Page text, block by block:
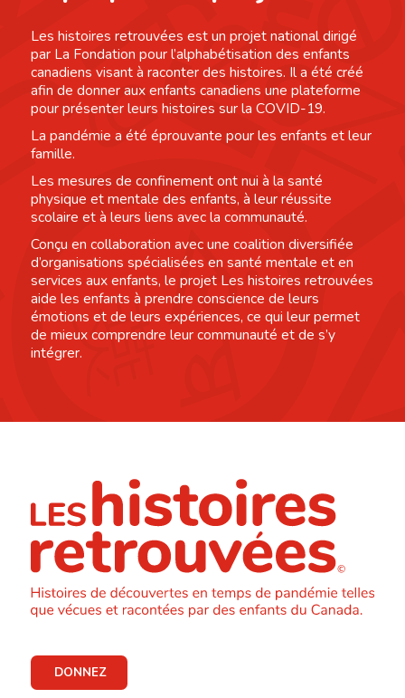
Les histoires retrouvées est un projet national dirigé
par La Fondation pour l’alphabétisation des enfants
canadiens visant à raconter des histoires. Il a été créé
afin de donner aux enfants canadiens une plateforme
pour présenter leurs histoires sur la COVID-19.
La pandémie a été éprouvante pour les enfants et leur
famille.
Les mesures de confinement ont nui à la santé
physique et mentale des enfants, à leur réussite
scolaire et à leurs liens avec la communauté.
Conçu en collaboration avec une coalition diversifiée
d’organisations spécialisées en santé mentale et en
services aux enfants, le projet Les histoires retrouvées
aide les enfants à prendre conscience de leurs
émotions et de leurs expériences, ce qui leur permet
de mieux comprendre leur communauté et de s’y
intégrer.
DONNEZ